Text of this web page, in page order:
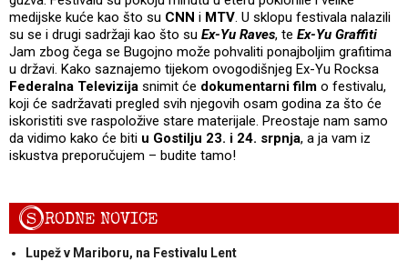
medijske kuće kao što su CNN i MTV. U sklopu festivala nalazili
su se i drugi sadržaji kao što su Ex-Yu Raves, te Ex-Yu Graffiti
Jam zbog čega se Bugojno može pohvaliti ponajboljim grafitima
u državi. Kako saznajemo tijekom ovogodišnjeg Ex-Yu Rocksa
Federalna Televizija snimit će dokumentarni film o festivalu,
koji će sadržavati pregled svih njegovih osam godina za što će
iskoristiti sve raspoložive stare materijale. Preostaje nam samo
da vidimo kako će biti u Gostilju 23. i 24. srpnja, a ja vam iz
iskustva preporučujem – budite tamo!
SRODNE NOVICE
Lupež v Mariboru, na Festivalu Lent